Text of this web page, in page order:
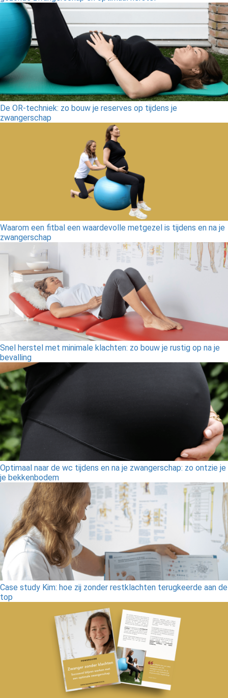
De OR-techniek: zo bouw je reserves op tijdens je
zwangerschap
Waarom een fitbal een waardevolle metgezel is tijdens en na je
zwangerschap
Snel herstel met minimale klachten: zo bouw je rustig op na je
bevalling
Optimaal naar de wc tijdens en na je zwangerschap: zo ontzie je
je bekkenbodem
Case study Kim: hoe zij zonder restklachten terugkeerde aan de
top